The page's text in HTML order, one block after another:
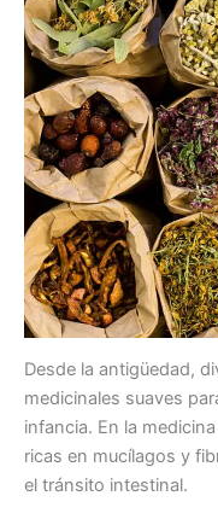
Desde la antigüedad,
medicinales suaves
infancia. En la
ricas en mucílagos y
el tránsito intestinal.